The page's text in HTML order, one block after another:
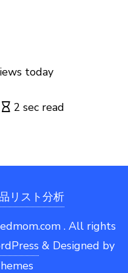
today
2 sec read
リスト分析
. All rights
& Designed by